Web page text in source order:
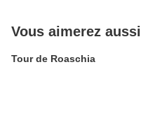
Vous aimerez aussi
Tour de Roaschia